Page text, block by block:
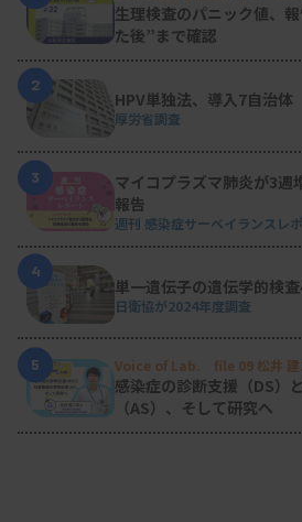
生理検査のパニック値、
た後”まで確認
2
HPV単独法、導入7自治体
厚労省調査
3
マイコプラズマ肺炎が3週
報告
週刊 感染症サーベイランス
4
単一遺伝子の遺伝学的検
日衛協が2024年度調査
5
Voice of Lab. file 09 松井 建
検査部微生物遺伝子検査室）
感染症の診断支援（DS）
（AS）、そして研究へ